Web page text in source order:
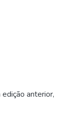
anterior,